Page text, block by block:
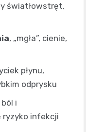
światłowstręt,
, „mgła”, cienie,
płynu,
odprysku
i
ryzyko infekcji